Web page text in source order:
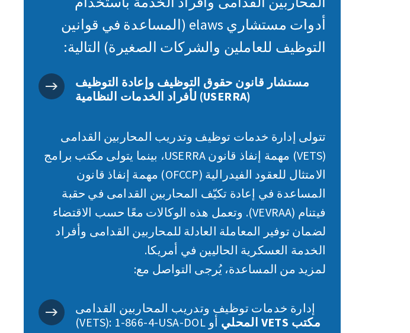
أدوات مستشاري elaws (المساعدة في قوانين
التوظيف للعاملين والشركات الصغيرة) التالية:
مستشار قانون حقوق التوظيف وإعادة التوظيف
لأفراد الخدمات النظامية (USERRA)
تتولى إدارة خدمات توظيف وتدريب المحاربين القدامى
(VETS) مهمة إنفاذ قانون USERRA، بينما يتولى مكتب برامج
الامتثال للعقود الفيدرالية (OFCCP) مهمة إنفاذ قانون
المساعدة في إعادة تكيّف المحاربين القدامى في حقبة
فيتنام (VEVRAA). وتعمل هذه الوكالات معًا حسب الاقتضاء
لضمان توفير المعاملة العادلة للمحاربين القدامى وأفراد
الخدمة العسكرية الحاليين في أمريكا.
لمزيد من المساعدة، يُرجى التواصل مع:
إدارة خدمات توظيف وتدريب المحاربين القدامى
مكتب VETS المحلي